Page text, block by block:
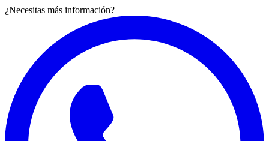
¿Necesitas más información?